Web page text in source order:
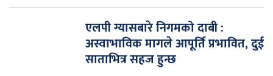
एलपी ग्यासबारे निगमको दाबी :
अस्वाभाविक मागले आपूर्ति प्रभावित, दुई
साताभित्र सहज हुन्छ